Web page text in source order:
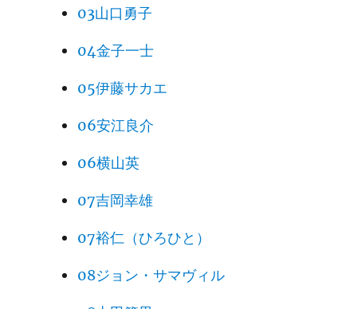
03山口勇子
04金子一士
05伊藤サカエ
06安江良介
06横山英
07吉岡幸雄
07裕仁（ひろひと）
08ジョン・サマヴィル